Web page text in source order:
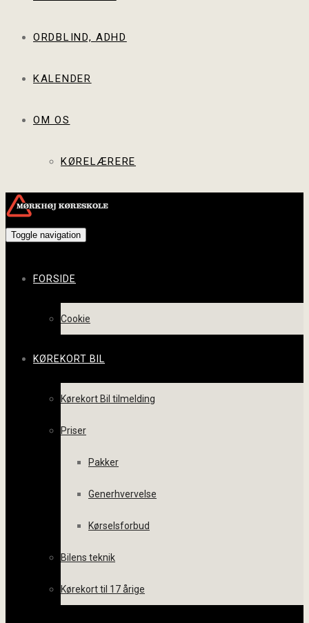
ORDBLIND, ADHD
KALENDER
OM OS
KØRELÆRERE
Toggle navigation
FORSIDE
Cookie
KØREKORT BIL
Kørekort Bil tilmelding
Priser
Pakker
Generhvervelse
Kørselsforbud
Bilens teknik
Kørekort til 17 årige